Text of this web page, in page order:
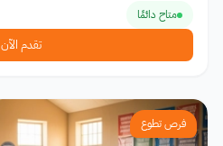
متاح دائمًا
تقدم الآن
فرص تطوع